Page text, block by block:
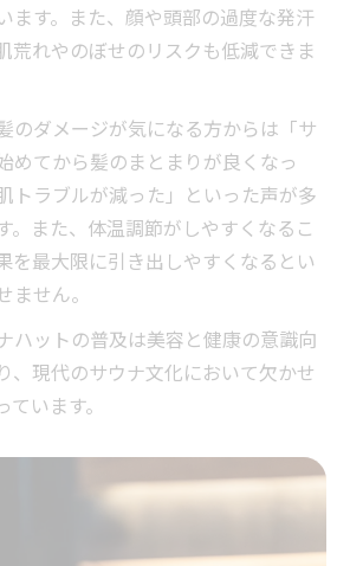
ます。また、顔や頭部の過度な発汗
荒れやのぼせのリスクも低減できま
のダメージが気になる方からは「サ
めてから髪のまとまりが良くなっ
トラブルが減った」といった声が多
。また、体温調節がしやすくなるこ
を最大限に引き出しやすくなるとい
ません。
ハットの普及は美容と健康の意識向
、現代のサウナ文化において欠かせ
います。